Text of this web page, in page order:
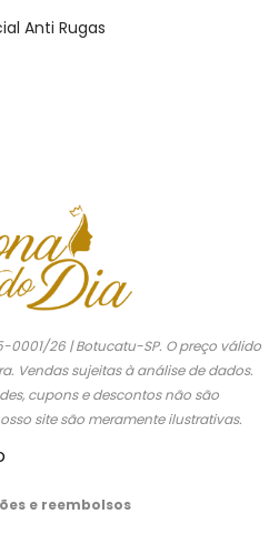
Anti Rugas
0001/26 | Botucatu-SP. O preço válido
Vendas sujeitas à análise de dados.
cupons e descontos não são
site são meramente ilustrativas.
e reembolsos